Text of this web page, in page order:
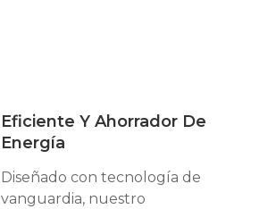
Eficiente Y Ahorrador De
Energía
Diseñado con tecnología de
vanguardia, nuestro